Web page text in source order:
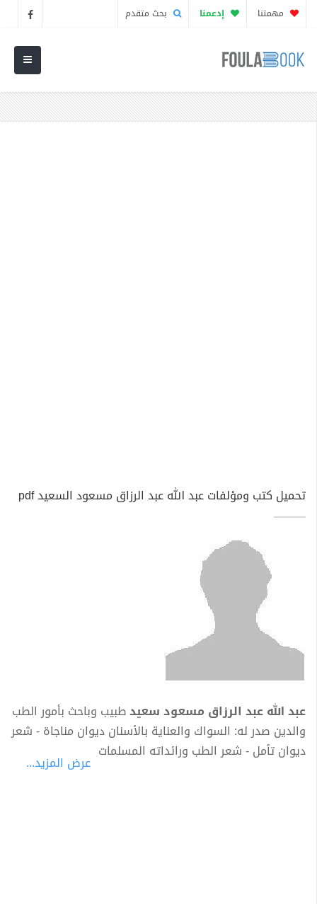
مهمتنا إدعمنا بحث متقدم
تحميل كتب ومؤلفات عبد الله عبد الرزاق مسعود السعيد pdf
عبد الله عبد الرزاق مسعود سعيدطبيب وباحث بأمور الطب
والدين صدر له: السواك والعناية بالأسنان ديوان مناجاة - شعر
ديوان تأمل - شعر الطب ورائداته المسلمات
عرض المزيد...